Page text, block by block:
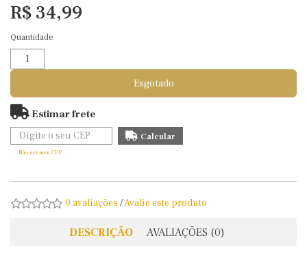
R$ 34,99
Quantidade
Esgotado
Estimar frete
Não sei meu CEP
0 avaliações /Avalie este produto
DESCRIÇÃO AVALIAÇÕES (0)